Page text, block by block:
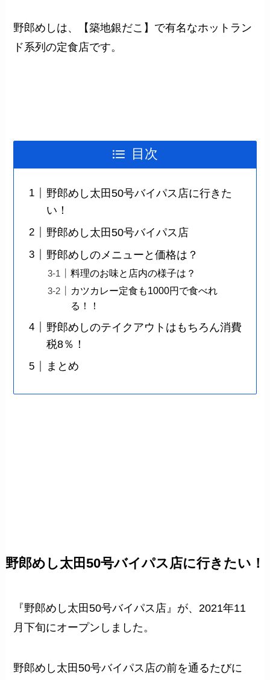
野郎めしは、
【築地銀だこ】で有名なホットラン
ド系列の定食店です。
目次
野郎めし太田50号バイパス店に行きた
い！
野郎めし太田50号バイパス店
野郎めしのメニューと価格は？
料理のお味と店内の様子は？
カツカレー定食も1000円で食べれ
る！！
野郎めしのテイクアウトはもちろん消費
税8％！
まとめ
野郎めし太田50号バイパス店に行きたい！
『野郎めし太田50号バイパス店』が、2021年11
月下旬にオープンしました。
野郎めし太田50号バイパス店の前を通るたびに